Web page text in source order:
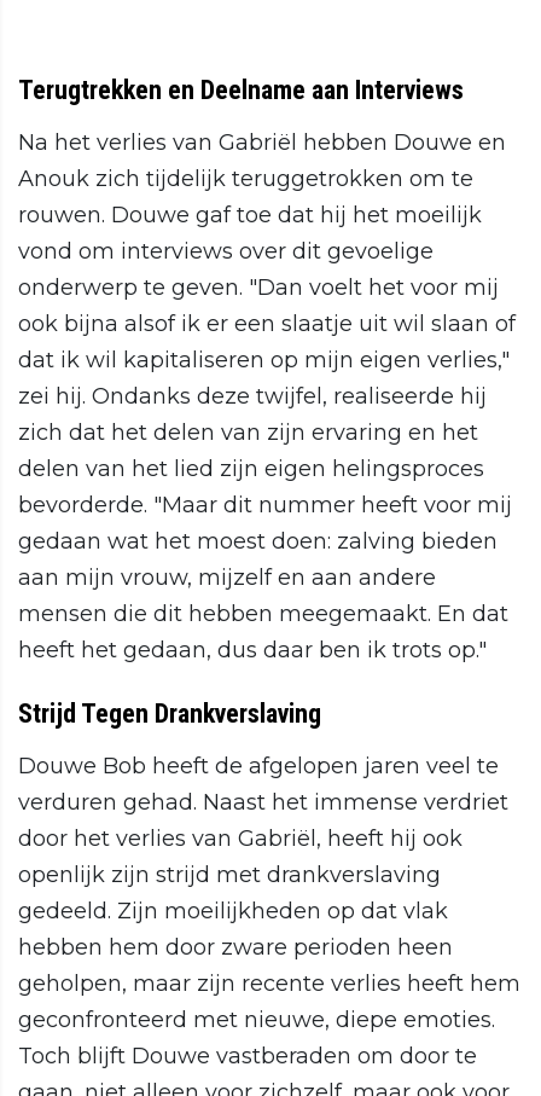
Terugtrekken en Deelname aan Interviews
Na het verlies van Gabriël hebben Douwe en
Anouk zich tijdelijk teruggetrokken om te
rouwen. Douwe gaf toe dat hij het moeilijk
vond om interviews over dit gevoelige
onderwerp te geven. "Dan voelt het voor mij
ook bijna alsof ik er een slaatje uit wil slaan of
dat ik wil kapitaliseren op mijn eigen verlies,"
zei hij. Ondanks deze twijfel, realiseerde hij
zich dat het delen van zijn ervaring en het
delen van het lied zijn eigen helingsproces
bevorderde. "Maar dit nummer heeft voor mij
gedaan wat het moest doen: zalving bieden
aan mijn vrouw, mijzelf en aan andere
mensen die dit hebben meegemaakt. En dat
heeft het gedaan, dus daar ben ik trots op."
Strijd Tegen Drankverslaving
Douwe Bob heeft de afgelopen jaren veel te
verduren gehad. Naast het immense verdriet
door het verlies van Gabriël, heeft hij ook
openlijk zijn strijd met drankverslaving
gedeeld. Zijn moeilijkheden op dat vlak
hebben hem door zware perioden heen
geholpen, maar zijn recente verlies heeft hem
geconfronteerd met nieuwe, diepe emoties.
Toch blijft Douwe vastberaden om door te